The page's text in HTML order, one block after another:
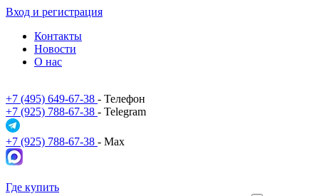
Вход и регистрация
Контакты
Новости
О нас
+7 (495) 649-67-38 - Телефон
+7 (925) 788-67-38 - Telegram
+7 (925) 788-67-38 - Max
Где купить